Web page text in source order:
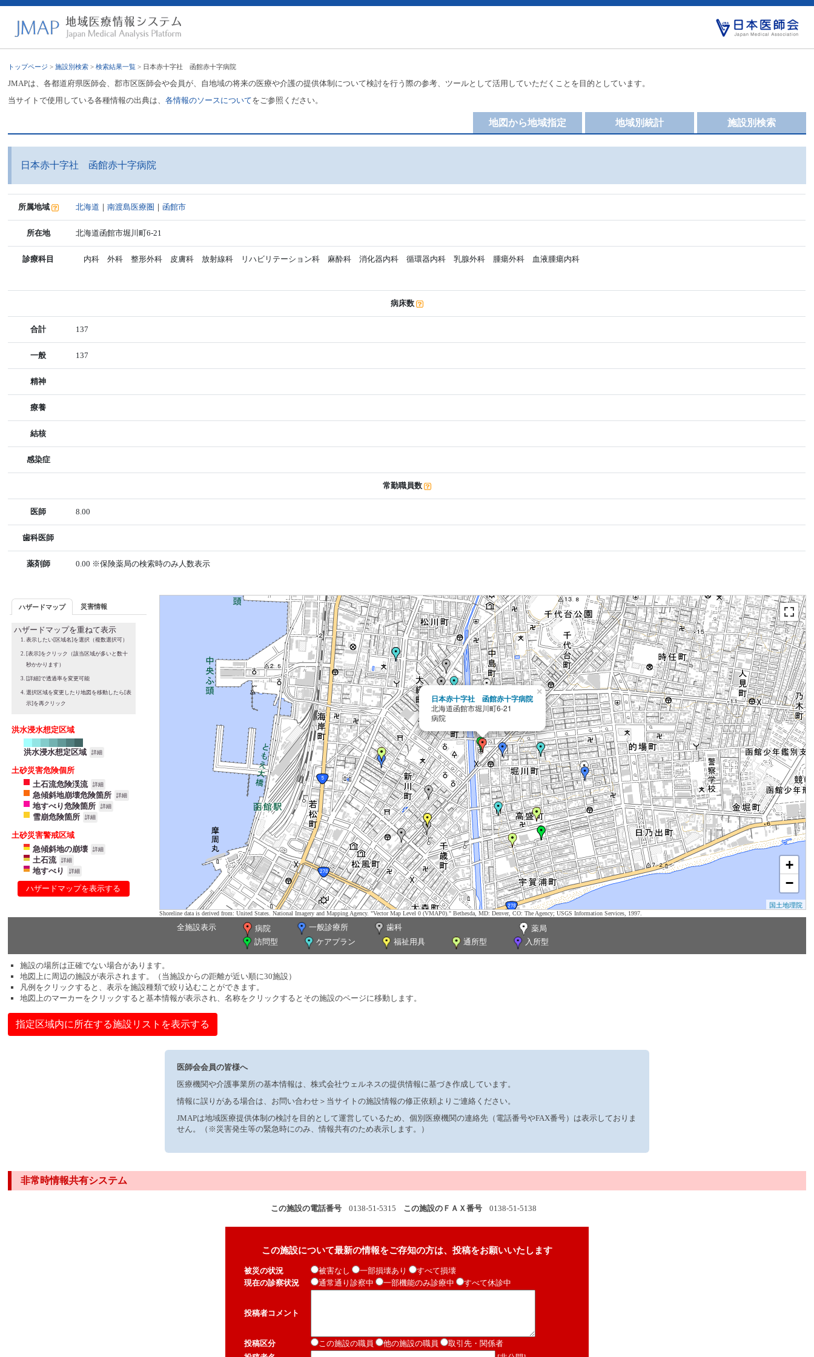
トップページ >施設別検索 >検索結果一覧 > 日本赤十字社 函館赤十字病院
JMAPは、各都道府県医師会、郡市区医師会や会員が、自地域の将来の医療や介護の提供体制について検討を行う際の参考、ツールとして活用していただくことを目的としています。
当サイトで使用している各種情報の出典は、各情報のソースについてをご参照ください。
施設別検索
地域別統計
地図から地域指定
日本赤十字社 函館赤十字病院
所属地域 北海道 ｜南渡島医療圏 ｜函館市
所在地 北海道函館市堀川町6-21
診療科目 内科 外科 整形外科 皮膚科 放射線科 リハビリテーション科 麻酔科 消化器内科 循環器内科 乳腺外科 腫瘍外科 血液腫瘍内科
病床数
合計 137
一般 137
精神
療養
結核
感染症
常勤職員数
医師 8.00
歯科医師
薬剤師 0.00 ※保険薬局の検索時のみ人数表示
ハザードマップ 災害情報
ハザードマップを重ねて表示
表示したい[区域名]を選択（複数選択可）
[表示]をクリック（該当区域が多いと数十
秒かかります）
[詳細]で透過率を変更可能
選択区域を変更したり地図を移動したら[表
示]を再クリック
洪水浸水想定区域
洪水浸水想定区域 詳細
土砂災害危険個所
土石流危険渓流
詳細
急傾斜地崩壊危険箇所 詳細
地すべり危険箇所 詳細
雪崩危険箇所 詳細
土砂災害警戒区域
急傾斜地の崩壊
詳細
土石流 詳細
地すべり 詳細
ハザードマップを表示する
日本赤十字社 函館赤十字病院
北海道函館市堀川町6-21
病院
×
+
−
国土地理院
Shoreline data is derived from: United States. National Imagery and Mapping Agency. "Vector Map Level 0 (VMAP0)." Bethesda, MD: Denver, CO: The Agency; USGS Information Services, 1997.
全施設表示 病院 一般診療所 歯科
薬局
訪問型
ケアプラン 福祉用具 通所型 入所型
施設の場所は正確でない場合があります。
地図上に周辺の施設が表示されます。（当施設からの距離が近い順に30施設）
凡例をクリックすると、表示を施設種類で絞り込むことができます。
地図上のマーカーをクリックすると基本情報が表示され、名称をクリックするとその施設のページに移動します。
指定区域内に所在する施設リストを表示する
医師会会員の皆様へ
医療機関や介護事業所の基本情報は、株式会社ウェルネスの提供情報に基づき作成しています。
情報に誤りがある場合は、お問い合わせ＞当サイトの施設情報の修正依頼よりご連絡ください。
JMAPは地域医療提供体制の検討を目的として運営しているため、個別医療機関の連絡先（電話番号やFAX番号）は表示しておりま
せん。（※災害発生等の緊急時にのみ、情報共有のため表示します。）
非常時情報共有システム
この施設の電話番号 0138-51-5315 この施設のＦＡＸ番号 0138-51-5138
この施設について最新の情報をご存知の方は、投稿をお願いいたします
被災の状況 被害なし 一部損壊あり
すべて損壊
現在の診察状況
通常通り診察中 一部機能のみ診療中 すべて休診中
投稿者コメント
投稿区分 この施設の職員 他の施設の職員
取引先・関係者